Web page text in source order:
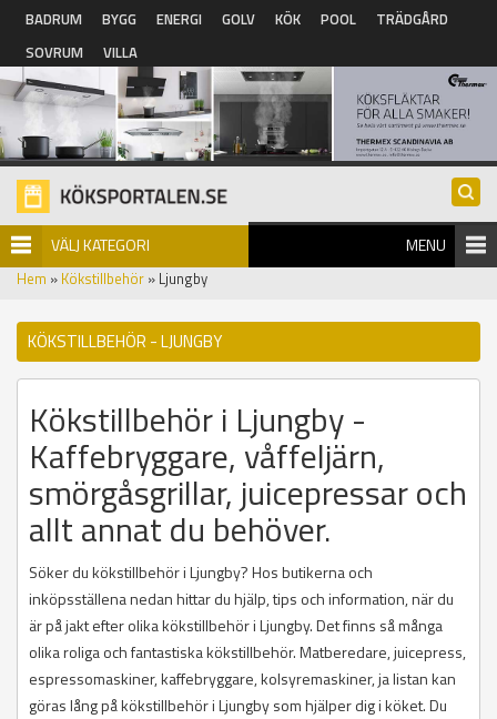
Hoppa till huvudinnehåll
BADRUM BYGG ENERGI GOLV KÖK POOL
TRÄDGÅRD
SOVRUM
VILLA
VÄLJ KATEGORI MENU
Hem » Kökstillbehör » Ljungby
KÖKSTILLBEHÖR - LJUNGBY
Kökstillbehör i Ljungby -
Kaffebryggare, våffeljärn,
smörgåsgrillar, juicepressar och
allt annat du behöver.
Söker du kökstillbehör i Ljungby? Hos butikerna och
inköpsställena nedan hittar du hjälp, tips och information, när du
är på jakt efter olika kökstillbehör i Ljungby. Det finns så många
olika roliga och fantastiska kökstillbehör. Matberedare, juicepress,
espressomaskiner, kaffebryggare, kolsyremaskiner, ja listan kan
göras lång på kökstillbehör i Ljungby som hjälper dig i köket. Du